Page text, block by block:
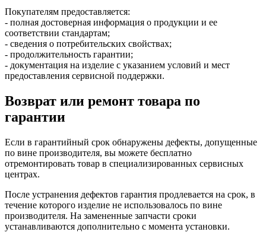
Покупателям предоставляется:
- полная достоверная информация о продукции и ее
соответствии стандартам;
- сведения о потребительских свойствах;
- продолжительность гарантии;
- документация на изделие с указанием условий и мест
предоставления сервисной поддержки.
Возврат или ремонт товара по
гарантии
Если в гарантийный срок обнаружены дефекты, допущенные
по вине производителя, вы можете бесплатно
отремонтировать товар в специализированных сервисных
центрах.
После устранения дефектов гарантия продлевается на срок, в
течение которого изделие не использовалось по вине
производителя. На замененные запчасти сроки
устанавливаются дополнительно с момента установки.